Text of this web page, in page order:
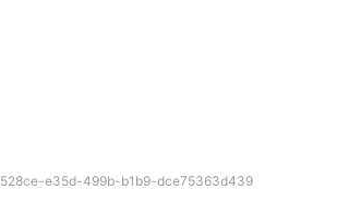
e35d-499b-b1b9-dce75363d439